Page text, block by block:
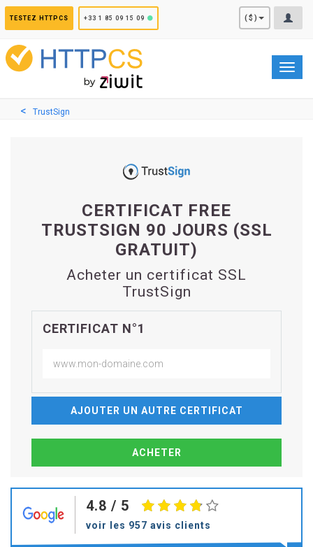
TESTEZ HTTPCS +33 1 85 09 15 09 ($)
TrustSign
CERTIFICAT FREE
TRUSTSIGN 90 JOURS (SSL
GRATUIT)
Acheter un certificat SSL
TrustSign
CERTIFICAT N°1
AJOUTER UN AUTRE CERTIFICAT
4.8 / 5
voir les 957 avis clients
Panneau de gestion des cookies